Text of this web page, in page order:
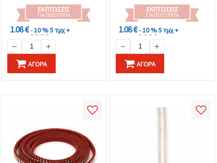
ΕΚΠΤΏΣΕΙΣ
ΓΙΑ ΠΟΣΌΤΗΤΑ
1.08 €- 10 %5 τμχ +
ΑΓΟΡΆ
ΕΚΠΤΏΣΕΙΣ
ΓΙΑ ΠΟΣΌΤΗΤΑ
1.08 €- 10 %5 τμχ +
ΑΓΟΡΆ